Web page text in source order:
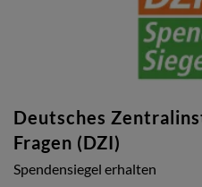
Deutsches
Fragen (DZI)
Spendensiegel erhalten